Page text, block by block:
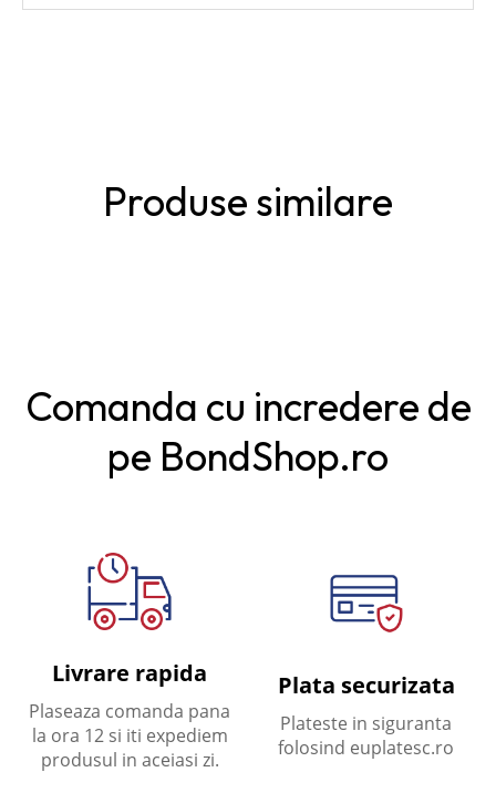
Produse similare
Comanda cu incredere de
pe BondShop.ro
Livrare rapida
Plaseaza comanda pana
la ora 12 si iti expediem
produsul in aceiasi zi.
Plata securizata
Plateste in siguranta
folosind euplatesc.ro